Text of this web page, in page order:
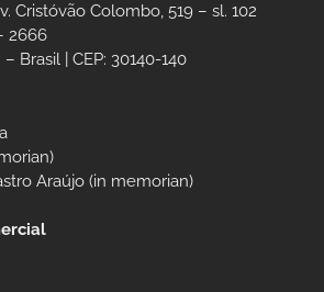
Cristóvão Colombo, 519 – sl. 102
2666
Brasil | CEP: 30140-140
Araújo (in memorian)